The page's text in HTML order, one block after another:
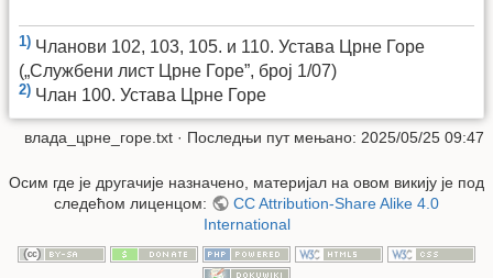
1) Чланови 102, 103, 105. и 110. Устава Црне Горе
(„Службени лист Црне Горе”, број 1/07)
2) Члан 100. Устава Црне Горе
влада_црне_горе.txt · Последњи пут мењано: 2025/05/25 09:47
Осим где је другачије назначено, материјал на овом викију је под
следећом лиценцом:
CC Attribution-Share Alike 4.0
International